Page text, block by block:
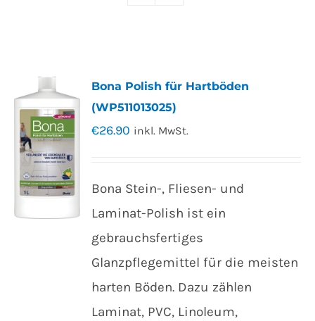
Bona Polish für Hartböden
(WP511013025)
€26.90 inkl. MwSt.
Bona Stein-, Fliesen- und
Laminat-Polish ist ein
gebrauchsfertiges
Glanzpflegemittel für die meisten
harten Böden. Dazu zählen
Laminat, PVC, Linoleum,